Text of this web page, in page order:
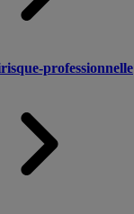
professionnelle